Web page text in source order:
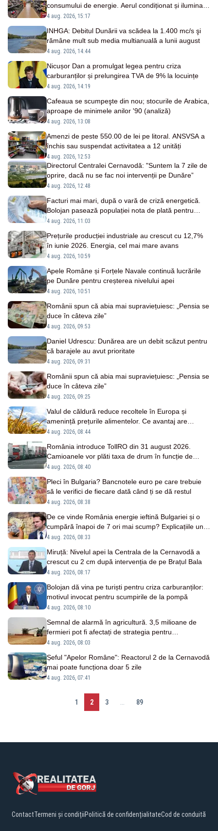
consumului de energie. Aerul condiționat și iluminatul
vor fi limitate
4 aug. 2026, 15:17
INHGA: Debitul Dunării va scădea la 1.400 mc/s şi
rămâne mult sub media multianuală a lunii august
4 aug. 2026, 14:44
Nicușor Dan a promulgat legea pentru criza
carburanților și prelungirea TVA de 9% la locuințe
4 aug. 2026, 14:19
Cafeaua se scumpeşte din nou; stocurile de Arabica,
aproape de minimele anilor '90 (analiză)
4 aug. 2026, 13:08
Amenzi de peste 550.00 de lei pe litoral. ANSVSA a
închis sau suspendat activitatea a 12 unități
4 aug. 2026, 12:53
Directorul Centralei Cernavodă: "Suntem la 7 zile de
oprire, dacă nu se fac noi intervenții pe Dunăre”
4 aug. 2026, 12:48
Facturi mai mari, după o vară de criză energetică.
Bolojan pasează populației nota de plată pentru
importurile costisitoare
4 aug. 2026, 11:03
Prețurile producției industriale au crescut cu 12,7%
în iunie 2026. Energia, cel mai mare avans
4 aug. 2026, 10:59
Apele Române și Forțele Navale continuă lucrările
pe Dunăre pentru creșterea nivelului apei
4 aug. 2026, 10:51
Românii spun că abia mai supraviețuiesc: „Pensia se
duce în câteva zile”
4 aug. 2026, 09:53
Daniel Udrescu: Dunărea are un debit scăzut pentru
că barajele au avut prioritate
4 aug. 2026, 09:31
Românii spun că abia mai supraviețuiesc: „Pensia se
duce în câteva zile”
4 aug. 2026, 09:25
Valul de căldură reduce recoltele în Europa și
amenință prețurile alimentelor. Ce avantaj are
România
4 aug. 2026, 08:44
România introduce TollRO din 31 august 2026.
Camioanele vor plăti taxa de drum în funcție de
kilometrii parcurși
4 aug. 2026, 08:40
Pleci în Bulgaria? Bancnotele euro pe care trebuie
să le verifici de fiecare dată când ți se dă restul
4 aug. 2026, 08:38
De ce vinde România energie ieftină Bulgariei și o
cumpără înapoi de 7 ori mai scump? Explicațiile unui
fost ministru
4 aug. 2026, 08:33
Miruță: Nivelul apei la Centrala de la Cernavodă a
crescut cu 2 cm după intervenția de pe Brațul Bala
4 aug. 2026, 08:17
Bolojan dă vina pe turiști pentru criza carburanților:
motivul invocat pentru scumpirile de la pompă
4 aug. 2026, 08:10
Semnal de alarmă în agricultură. 3,5 milioane de
fermieri pot fi afectați de strategia pentru
conservarea biodiversității
4 aug. 2026, 08:03
Șeful "Apelor Române": Reactorul 2 de la Cernavodă
mai poate funcționa doar 5 zile
4 aug. 2026, 07:41
1 2 3 89
ContactTermeni și condițiiPolitică de confidențialitateCod de conduită